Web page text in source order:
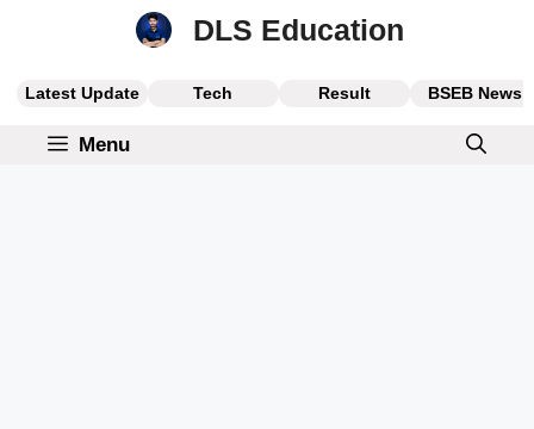
DLS Education
Latest Update Tech Result BSEB News
Menu